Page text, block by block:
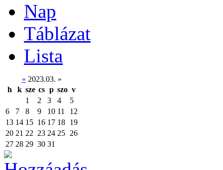
Nap
Táblázat
Lista
« 2023.03. »
h
k sze cs p szo v
1
2 3 4
5
6
7 8 9 10 11
12
13 14 15 16 17 18 19
20 21 22 23 24 25 26
27 28 29 30 31